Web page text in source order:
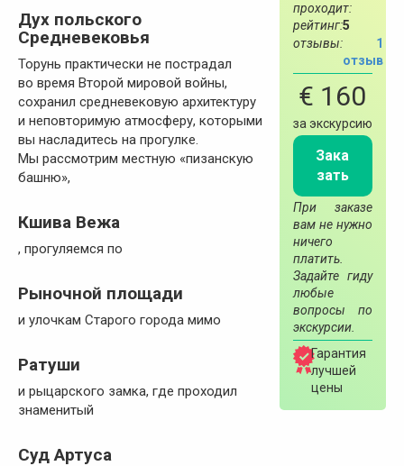
проходит:
рейтинг:5
отзывы:
1
отзыв
€ 160
за экскурсию
Зака
зать
При заказе
вам не нужно
ничего
платить.
Задайте гиду
любые
вопросы по
экскурсии.
Гарантия
лучшей
цены
Дух польского
Средневековья
Торунь практически не пострадал
во время Второй мировой войны,
сохранил средневековую архитектуру
и неповторимую атмосферу, которыми
вы насладитесь на прогулке.
Мы рассмотрим местную «пизанскую
башню»,
Кшива Вежа
, прогуляемся по
Рыночной площади
и улочкам Старого города мимо
Ратуши
и рыцарского замка, где проходил
знаменитый
Суд Артуса